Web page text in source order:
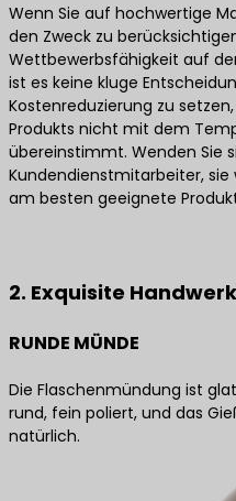
Wenn Sie auf hochwertige
den Zweck zu
Wettbewerbsfähigkeit auf
ist es keine kluge
Kostenreduzierung zu
Produkts nicht mit dem
übereinstimmt. Wenden Sie
Kundendienstmitarbeiter, sie
am besten geeignete
2. Exquisite
RUNDE MÜNDE
Die Flaschenmündung ist
rund, fein poliert, und das
natürlich.